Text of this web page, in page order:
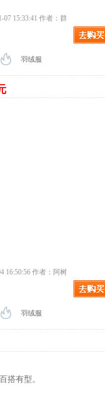
07 15:33:41 作者：群
羽绒服
16:50:56 作者：阿树
羽绒服
搭有型。